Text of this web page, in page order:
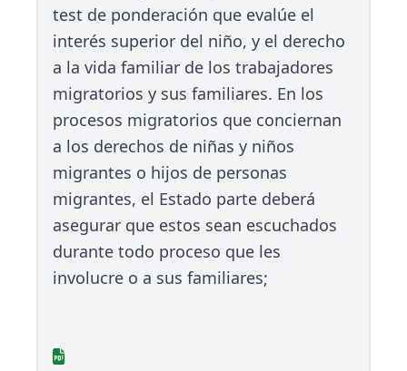
test de ponderación que evalúe el
interés superior del niño, y el derecho
a la vida familiar de los trabajadores
migratorios y sus familiares. En los
procesos migratorios que conciernan
a los derechos de niñas y niños
migrantes o hijos de personas
migrantes, el Estado parte deberá
asegurar que estos sean escuchados
durante todo proceso que les
involucre o a sus familiares;